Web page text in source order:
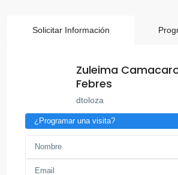
Solicitar Información
Zuleima
Febres
dtoloza
¿Programar una visita?